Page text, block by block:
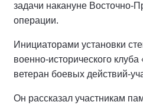
задачи накануне Восточно-
операции.
Инициаторами установки
военно-исторического
ветеран боевых действий-
Он рассказал участникам